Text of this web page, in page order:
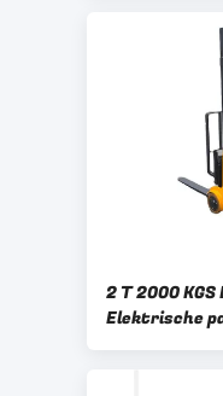
2 T 2000
Elektrische